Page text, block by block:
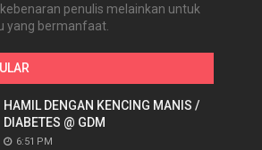
penulis melainkan untuk
yang bermanfaat.
HAMIL DENGAN KENCING MANIS /
DIABETES @ GDM
6:51 PM